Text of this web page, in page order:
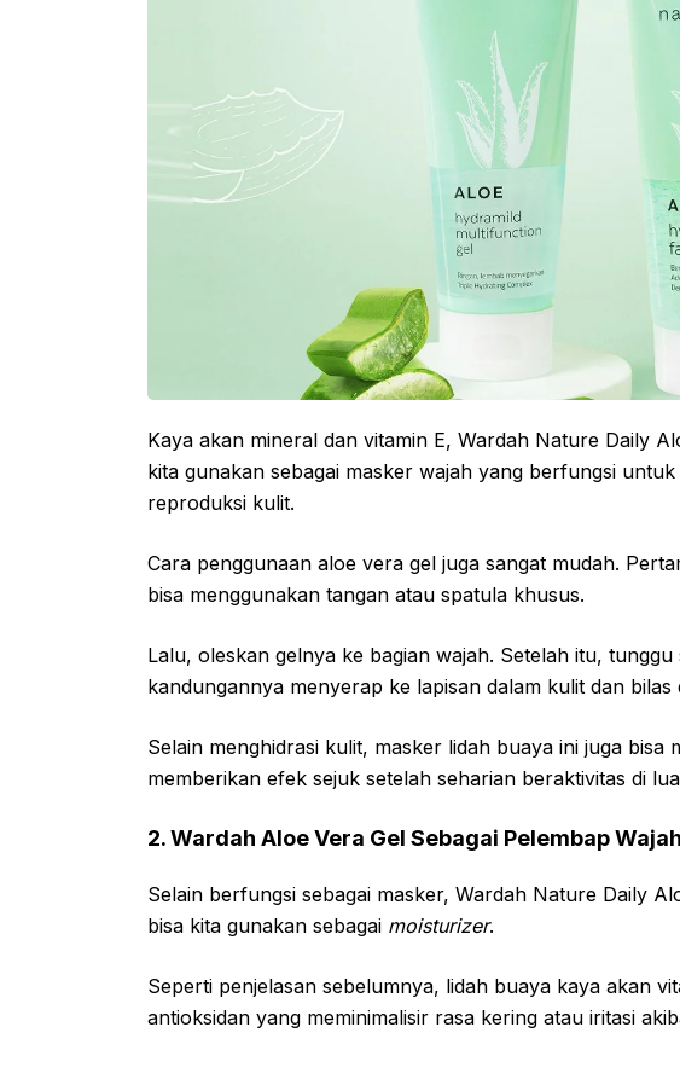
Kaya akan mineral dan vitamin E, Wardah Nature Daily
kita gunakan sebagai masker wajah yang berfungsi
reproduksi kulit.
Cara penggunaan aloe vera gel juga sangat mudah.
bisa menggunakan tangan atau spatula khusus.
Lalu, oleskan gelnya ke bagian wajah. Setelah itu, tunggu
kandungannya menyerap ke lapisan dalam kulit dan bilas
Selain menghidrasi kulit, masker lidah buaya ini juga bisa
memberikan efek sejuk setelah seharian beraktivitas di
2. Wardah Aloe Vera Gel Sebagai Pelembap Wajah
Selain berfungsi sebagai masker, Wardah Nature Daily
bisa kita gunakan sebagai moisturizer.
Seperti penjelasan sebelumnya, lidah buaya kaya akan
antioksidan yang meminimalisir rasa kering atau iritasi